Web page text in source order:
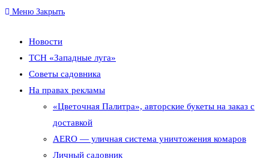
по
веб-
сайту
Меню Закрыть
Новости
ТСН «Западные луга»
Советы садовника
На правах рекламы
«Цветочная Палитра», авторские букеты на заказ с
доставкой
AERO — уличная система уничтожения комаров
Личный садовник